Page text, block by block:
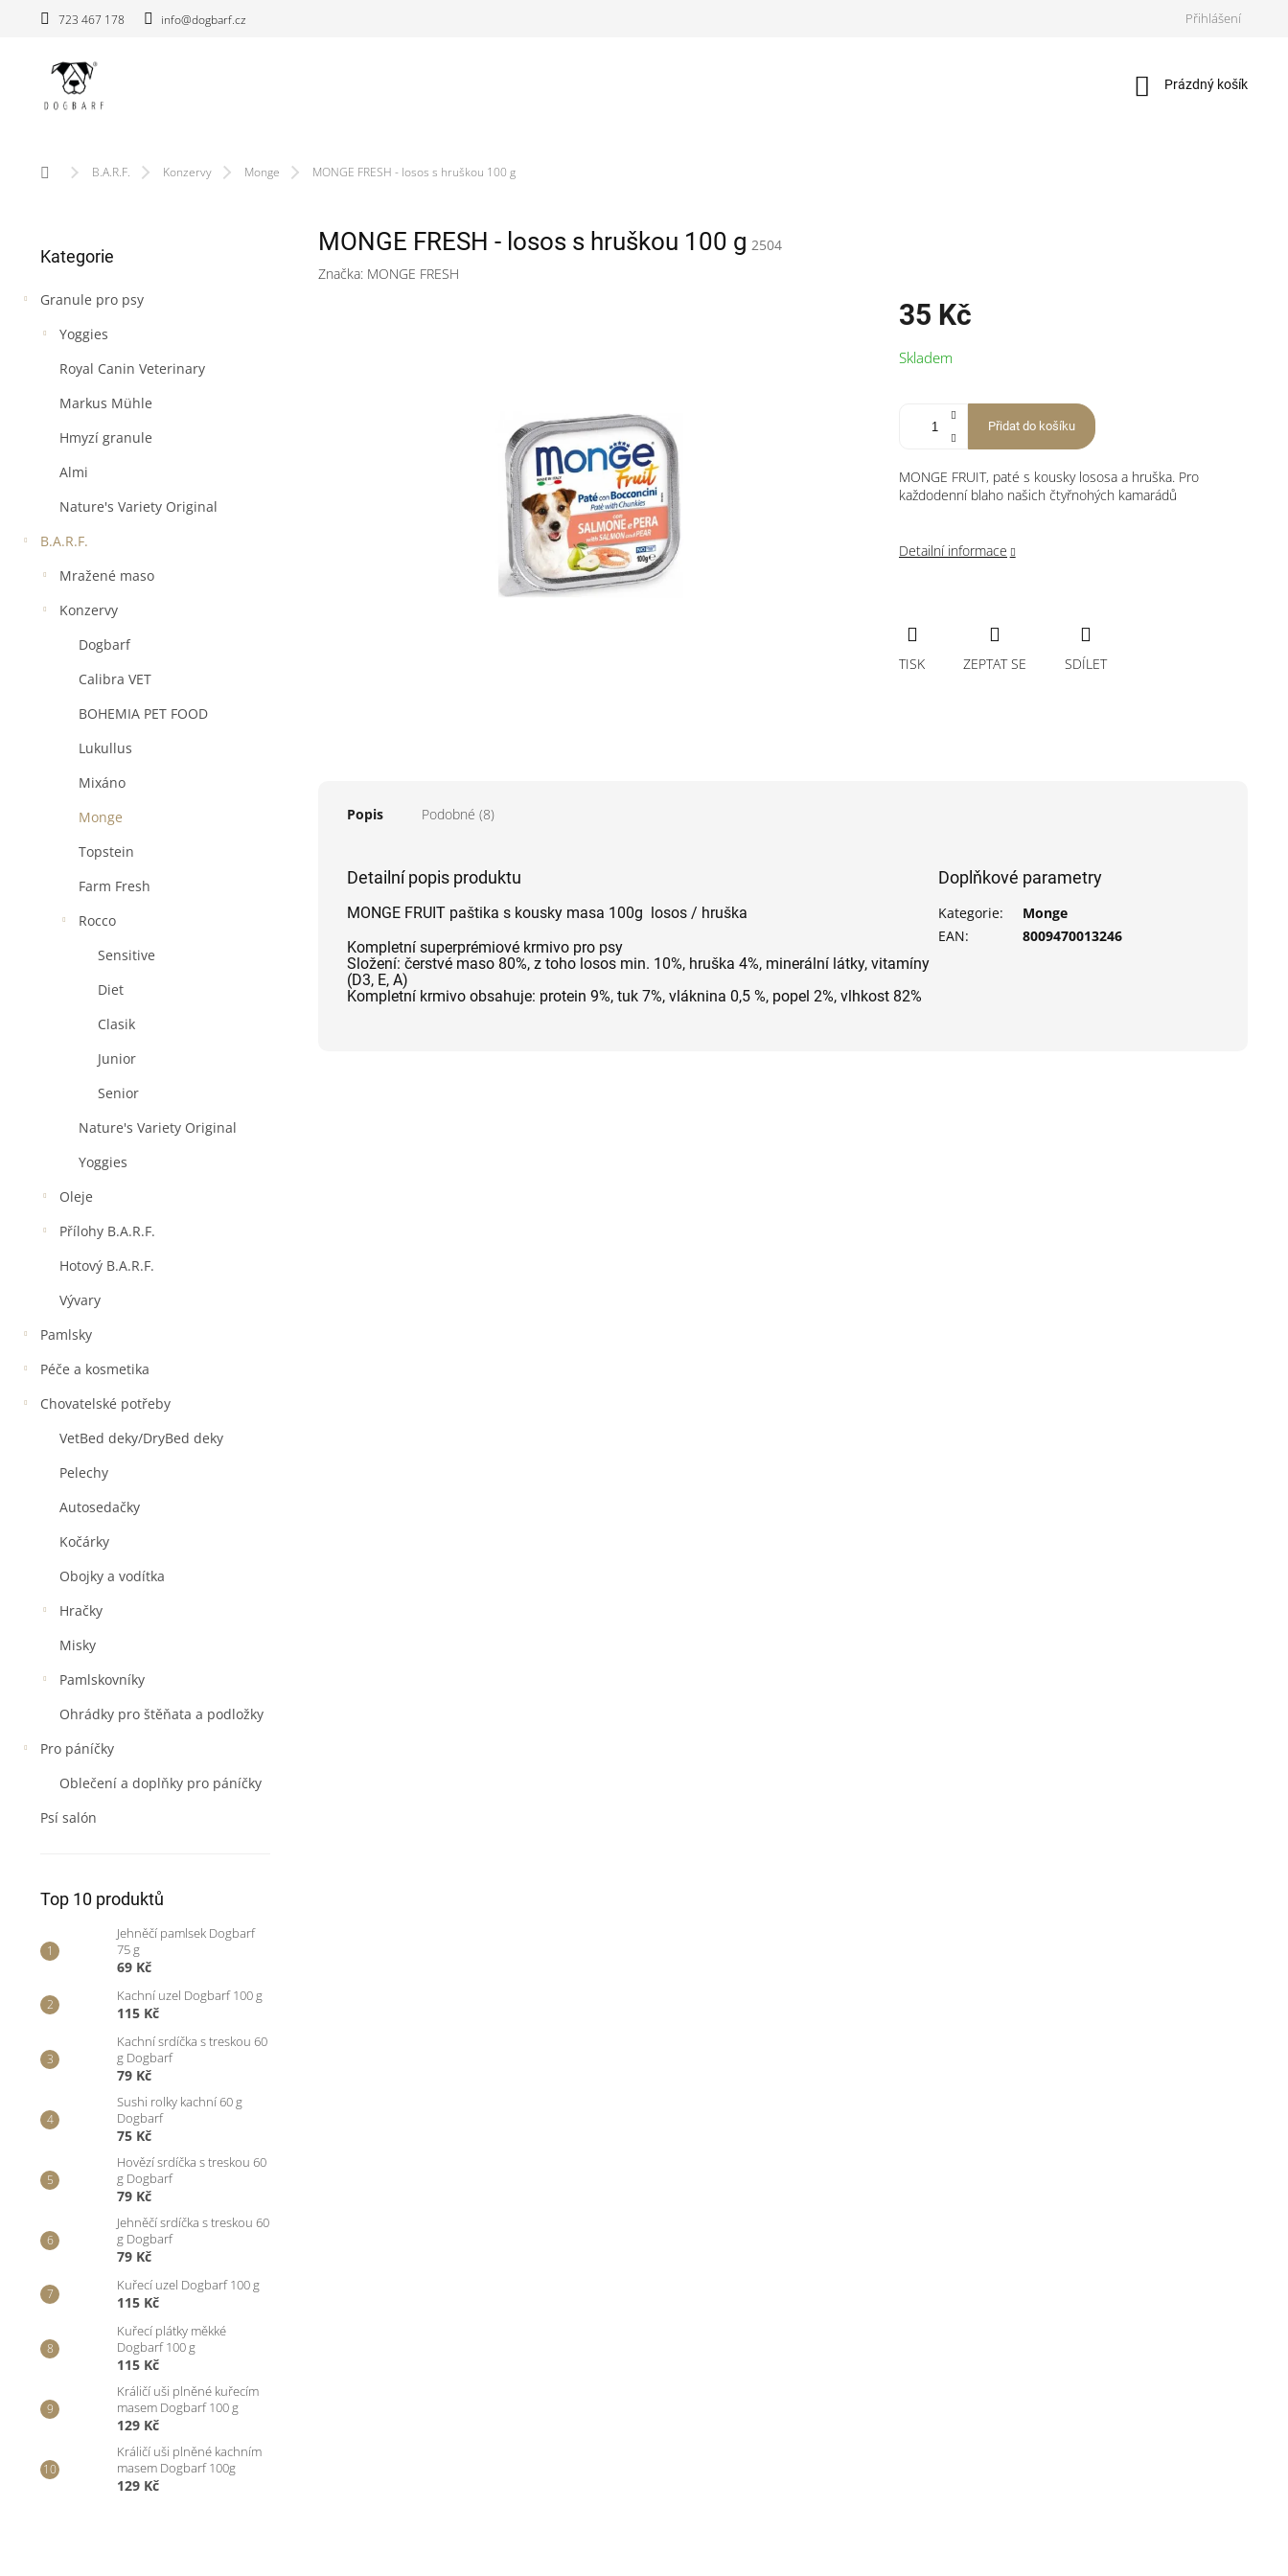
723 467 178 info@dogbarf.cz Přihlášení
Nákupní
Prázdný košík
Domů B.A.R.F. Konzervy Monge MONGE FRESH - losos s hruškou 100 g
s
r
a
kategorie
Kategorie
Granule pro psy
Yoggies
Royal Canin Veterinary
Markus Mühle
Hmyzí granule
Almi
Nature's Variety Original
B.A.R.F.
Mražené maso
Konzervy
Dogbarf
Calibra VET
BOHEMIA PET FOOD
Lukullus
Mixáno
Monge
Topstein
Farm Fresh
Rocco
Sensitive
Diet
Clasik
Junior
Senior
Nature's Variety Original
Yoggies
Oleje
Přílohy B.A.R.F.
Hotový B.A.R.F.
Vývary
Pamlsky
Péče a kosmetika
Chovatelské potřeby
VetBed deky/DryBed deky
Pelechy
Autosedačky
Kočárky
Obojky a vodítka
Hračky
Misky
Pamlskovníky
Ohrádky pro štěňata a podložky
Pro páníčky
Oblečení a doplňky pro páníčky
Psí salón
Top 10 produktů
Jehněčí pamlsek Dogbarf
75 g
69 Kč
Kachní uzel Dogbarf 100 g
115 Kč
Kachní srdíčka s treskou 60
g Dogbarf
79 Kč
Sushi rolky kachní 60 g
Dogbarf
75 Kč
Hovězí srdíčka s treskou 60
g Dogbarf
79 Kč
Jehněčí srdíčka s treskou 60
g Dogbarf
79 Kč
Kuřecí uzel Dogbarf 100 g
115 Kč
Kuřecí plátky měkké
Dogbarf 100 g
115 Kč
Králičí uši plněné kuřecím
masem Dogbarf 100 g
129 Kč
Králičí uši plněné kachním
masem Dogbarf 100g
129 Kč
MONGE FRESH - losos s hruškou 100 g 2504
Značka: MONGE FRESH
35 Kč
cena:
Skladem
Přidat do košíku
MONGE FRUIT, paté s kousky lososa a hruška. Pro
každodenní blaho našich čtyřnohých kamarádů
Detailní informace
TISK ZEPTAT SE SDÍLET
Popis Podobné (8)
Detailní popis produktu
MONGE FRUIT paštika s kousky masa 100g losos / hruška
Kompletní superprémiové krmivo pro psy
Složení: čerstvé maso 80%, z toho losos min. 10%, hruška 4%, minerální látky, vitamíny
(D3, E, A)
Kompletní krmivo obsahuje: protein 9%, tuk 7%, vláknina 0,5 %, popel 2%, vlhkost 82%
Doplňkové parametry
Kategorie:
Monge
EAN: 8009470013246